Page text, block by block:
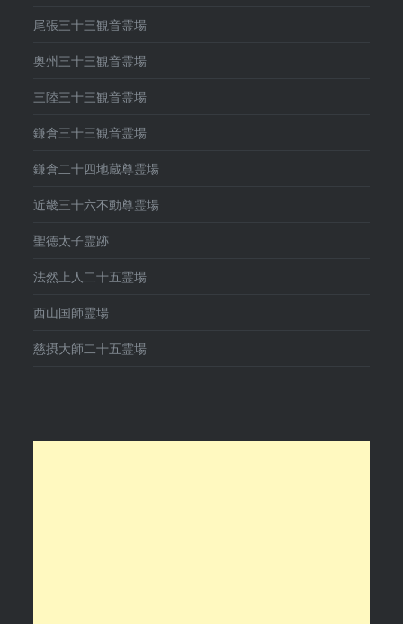
尾張三十三観音霊場
奥州三十三観音霊場
三陸三十三観音霊場
鎌倉三十三観音霊場
鎌倉二十四地蔵尊霊場
近畿三十六不動尊霊場
聖徳太子霊跡
法然上人二十五霊場
西山国師霊場
慈摂大師二十五霊場